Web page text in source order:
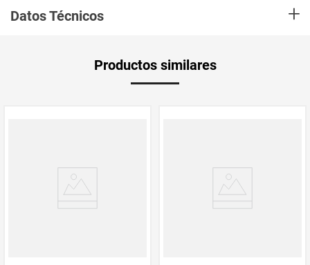
Datos Técnicos +
PUM - Unidad
de Medida
Productos similares